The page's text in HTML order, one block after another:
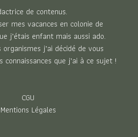
de contenus.
mes vacances en colonie de
j’étais enfant mais aussi ado.
j’ai décidé de vous
que j’ai à ce sujet !
CGU
Mentions Légales